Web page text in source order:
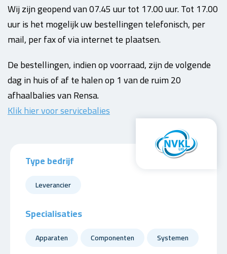
Wij zijn geopend van 07.45 uur tot 17.00 uur. Tot 17.00
uur is het mogelijk uw bestellingen telefonisch, per
mail, per fax of via internet te plaatsen.
De bestellingen, indien op voorraad, zijn de volgende
dag in huis of af te halen op 1 van de ruim 20
afhaalbalies van Rensa.
Klik hier voor servicebalies
Type bedrijf
Leverancier
Specialisaties
Apparaten Componenten Systemen